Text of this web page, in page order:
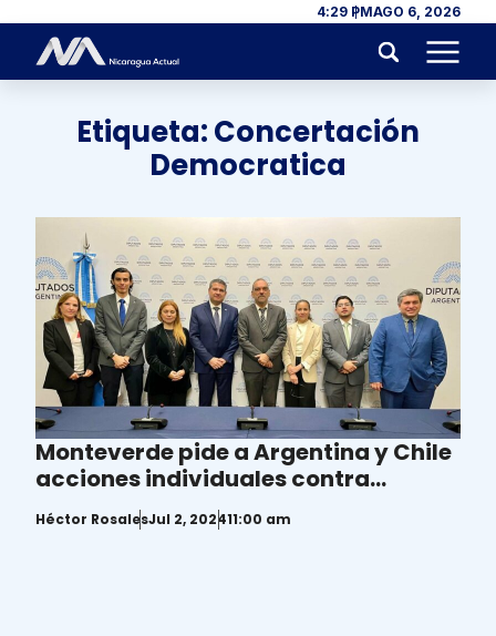
Skip to content 4:29 PMAGO 6, 2026
Menu
Etiqueta:Concertación
Democratica
Monteverde pide a Argentina y Chile
acciones individuales contra
dictadura de Nicaragua
Héctor RosalesJul 2, 202411:00 am